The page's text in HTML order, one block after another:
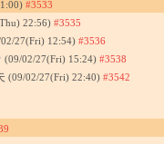
#3533
22:56) #3535
27(Fri) 12:54) #3536
(09/02/27(Fri) 15:24) #3538
(09/02/27(Fri) 22:40) #3542